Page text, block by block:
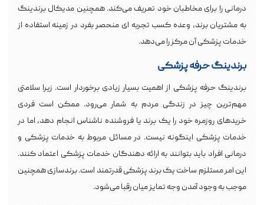
درمانی را برای مخاطبان خود تعریف می‌کند. همچنین مدیکال برندینگ
به مشتریان برند، وعده کسب تجربه ای منحصر بفرد در زمینه استفاده از
خدمات پزشکی آن مرکز را می‌دهد.
برندینگ حرفه پزشکی
برندینگ حرفه پزشکی از اهمیت بسیار زیادی برخوردار است. زیرا سلامتی
مهم‌ترین چیز در زندگی مردم به شمار می‌رود. ممکن است فردی
خریدهای روزمره خود را یک برند یا فروشنده ناشناس انجام دهد، اما در
خدمات پزشکی اینگونه نیست. در مسائل مربوط به خدمات پزشکی و
درمانی افراد باید بتوانند به ارائه دهندگان خدمات پزشکی اعتماد کنند.
این امر مستلزم ساخت یک برند پزشکی قدرتمند است. برندسازی همچنین
موجب به وجود آمدن وجه تمایز میان رقبا می‌شود.